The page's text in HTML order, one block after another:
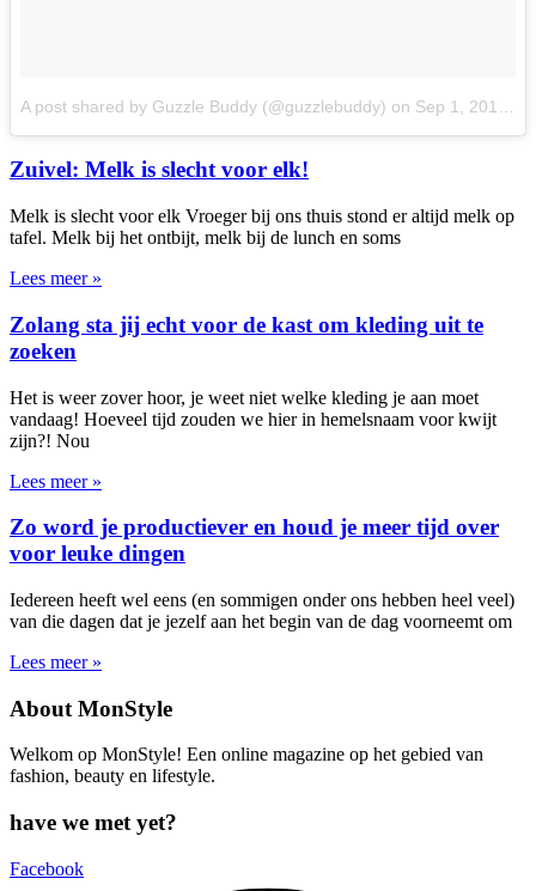
A post shared by Guzzle Buddy (@guzzlebuddy) on Sep 1, 2017 at 7:42pm PDT
Zuivel: Melk is slecht voor elk!
Melk is slecht voor elk Vroeger bij ons thuis stond er altijd melk op
tafel. Melk bij het ontbijt, melk bij de lunch en soms
Lees meer »
Zolang sta jij echt voor de kast om kleding uit te
zoeken
Het is weer zover hoor, je weet niet welke kleding je aan moet
vandaag! Hoeveel tijd zouden we hier in hemelsnaam voor kwijt
zijn?! Nou
Lees meer »
Zo word je productiever en houd je meer tijd over
voor leuke dingen
Iedereen heeft wel eens (en sommigen onder ons hebben heel veel)
van die dagen dat je jezelf aan het begin van de dag voorneemt om
Lees meer »
About MonStyle
Welkom op MonStyle! Een online magazine op het gebied van
fashion, beauty en lifestyle.
have we met yet?
Facebook